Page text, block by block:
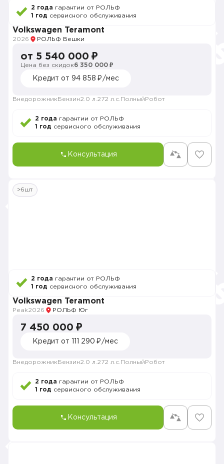
2 года гарантии от РОЛЬФ
1 год сервисного обслуживания
Volkswagen Teramont
2026 РОЛЬФ Вешки
от 5 540 000 ₽
Цена без скидок6 350 000 ₽
Кредит от 94 858 ₽/мес
Внедорожник Бензин2.0 л. 272 л.с. Полный Робот
2 года гарантии от РОЛЬФ
1 год сервисного обслуживания
Консультация
>6шт
2 года гарантии от РОЛЬФ
1 год сервисного обслуживания
Volkswagen Teramont
Peak2026 РОЛЬФ Юг
7 450 000 ₽
Кредит от 111 290 ₽/мес
Внедорожник Бензин2.0 л. 272 л.с. Полный Робот
2 года гарантии от РОЛЬФ
1 год сервисного обслуживания
Консультация